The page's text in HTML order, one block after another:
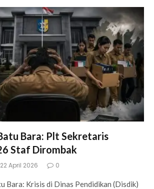
Bara: Plt Sekretaris
Staf Dirombak
22 April 2026 0
Bara: Krisis di Dinas Pendidikan (Disdik)